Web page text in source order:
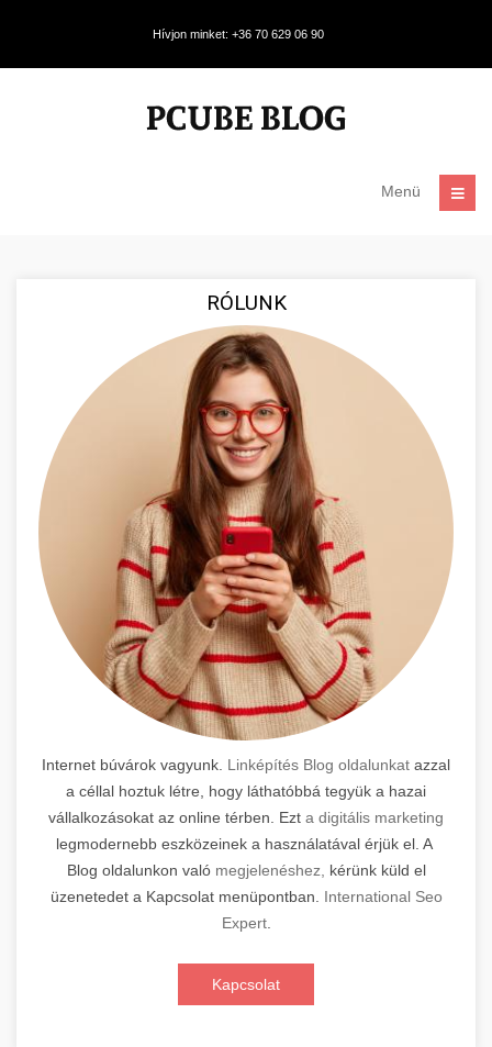
Hívjon minket: +36 70 629 06 90
Menü
RÓLUNK
Internet búvárok vagyunk. Linképítés Blog oldalunkat azzal
a céllal hoztuk létre, hogy láthatóbbá tegyük a hazai
vállalkozásokat az online térben. Ezt a digitális marketing
legmodernebb eszközeinek a használatával érjük el. A
Blog oldalunkon való megjelenéshez,
kérünk küld el
üzenetedet a Kapcsolat menüpontban. International Seo
Expert.
Kapcsolat